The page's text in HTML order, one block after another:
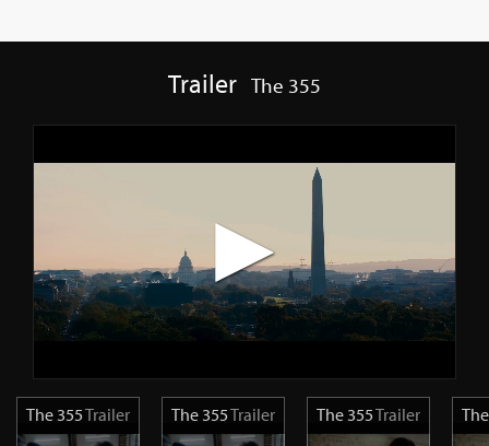
Trailer The 355
The 355Trailer The 355Trailer The 355Trailer